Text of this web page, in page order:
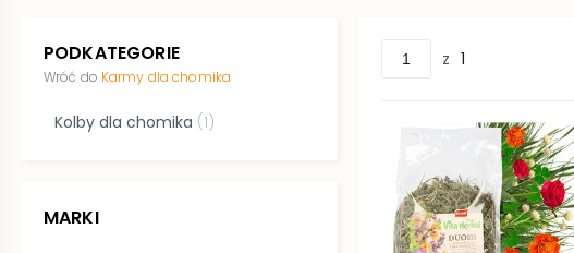
PODKATEGORIE
Wróć do Karmy dla chomika
Kolby dla chomika (1)
MARKI
z 1